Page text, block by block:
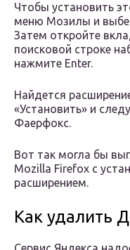
Чтобы установить
меню Мозилы и
Затем откройте
поисковой строке
нажмите Enter.
Найдется
«Установить» и
Фаерфокс.
Вот так могла бы
Mozilla Firefox с
расширением.
Как удалить